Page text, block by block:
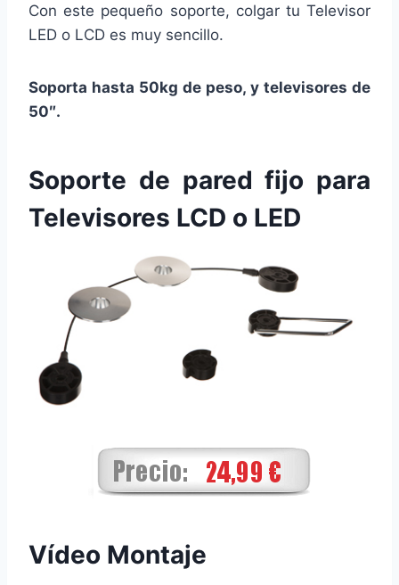
Con este pequeño soporte, colgar tu Televisor
LED o LCD es muy sencillo.
Soporta hasta 50kg de peso, y televisores de
50″.
Soporte de pared fijo para
Televisores LCD o LED
Vídeo Montaje